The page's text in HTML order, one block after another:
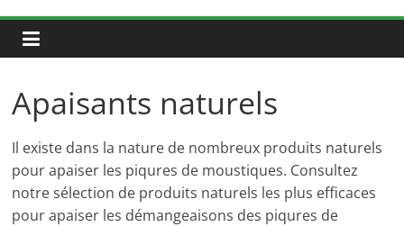
Apaisants naturels
Il existe dans la nature de nombreux produits naturels
pour apaiser les piqures de moustiques. Consultez
notre sélection de produits naturels les plus efficaces
pour apaiser les démangeaisons des piqures de